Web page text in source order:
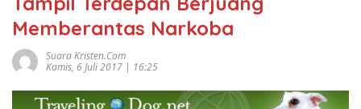
Memberantas Narkoba
Suara Kristen.com
Kamis, 6 Juli 2017 | 16:25